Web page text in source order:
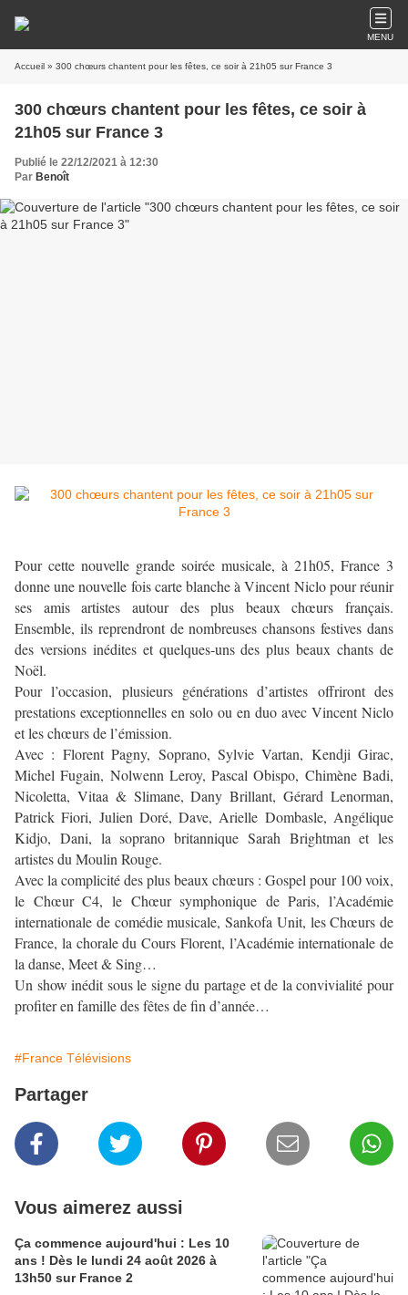
MENU
Accueil » 300 chœurs chantent pour les fêtes, ce soir à 21h05 sur France 3
300 chœurs chantent pour les fêtes, ce soir à
21h05 sur France 3
Publié le 22/12/2021 à 12:30
Par Benoît
Pour cette nouvelle grande soirée musicale, à 21h05, France 3
donne une nouvelle fois carte blanche à Vincent Niclo pour réunir
ses amis artistes autour des plus beaux chœurs français.
Ensemble, ils reprendront de nombreuses chansons festives dans
des versions inédites et quelques-uns des plus beaux chants de
Noël.
Pour l’occasion, plusieurs générations d’artistes offriront des
prestations exceptionnelles en solo ou en duo avec Vincent Niclo
et les chœurs de l’émission.
Avec : Florent Pagny, Soprano, Sylvie Vartan, Kendji Girac,
Michel Fugain, Nolwenn Leroy, Pascal Obispo, Chimène Badi,
Nicoletta, Vitaa & Slimane, Dany Brillant, Gérard Lenorman,
Patrick Fiori, Julien Doré, Dave, Arielle Dombasle, Angélique
Kidjo, Dani, la soprano britannique Sarah Brightman et les
artistes du Moulin Rouge.
Avec la complicité des plus beaux chœurs : Gospel pour 100 voix,
le Chœur C4, le Chœur symphonique de Paris, l’Académie
internationale de comédie musicale, Sankofa Unit, les Chœurs de
France, la chorale du Cours Florent, l’Académie internationale de
la danse, Meet & Sing…
Un show inédit sous le signe du partage et de la convivialité pour
profiter en famille des fêtes de fin d’année…
#France Télévisions
Partager
Vous aimerez aussi
Ça commence aujourd'hui : Les 10
ans ! Dès le lundi 24 août 2026 à
13h50 sur France 2